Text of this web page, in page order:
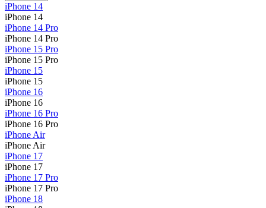
iPhone 14
iPhone 14
iPhone 14 Pro
iPhone 14 Pro
iPhone 15 Pro
iPhone 15 Pro
iPhone 15
iPhone 15
iPhone 16
iPhone 16
iPhone 16 Pro
iPhone 16 Pro
iPhone Air
iPhone Air
iPhone 17
iPhone 17
iPhone 17 Pro
iPhone 17 Pro
iPhone 18